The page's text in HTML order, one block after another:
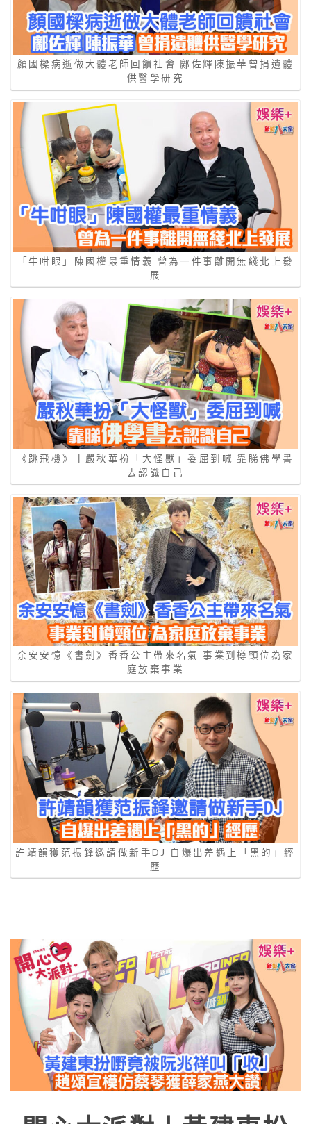
顏國樑病逝做大體老師回饋社會 鄺佐輝陳振華曾捐遺體
供醫學研究
「牛咁眼」陳國權最重情義 曾為一件事離開無綫北上發
展
《跳飛機》丨嚴秋華扮「大怪獸」委屈到喊 靠睇佛學書
去認識自己
余安安憶《書劍》香香公主帶來名氣 事業到樽頸位為家
庭放棄事業
許靖韻獲范振鋒邀請做新手DJ 自爆出差遇上「黑的」經
歷